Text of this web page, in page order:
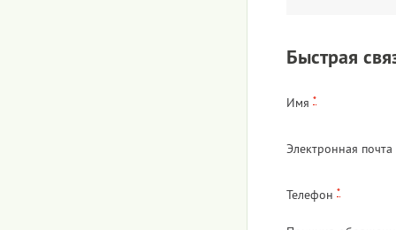
Быстрая
*
Имя
Электронная почта
*
Телефон